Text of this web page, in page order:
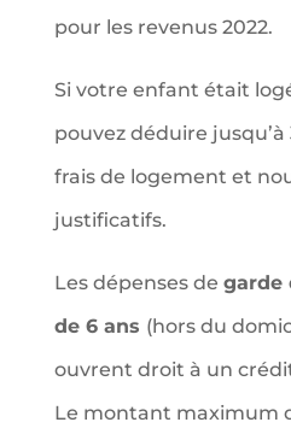
pour les revenus 2022.
Si votre enfant était
pouvez déduire
frais de logement et
justificatifs.
Les dépenses de garde
de 6 ans (hors du
ouvrent droit à un
Le montant maximum